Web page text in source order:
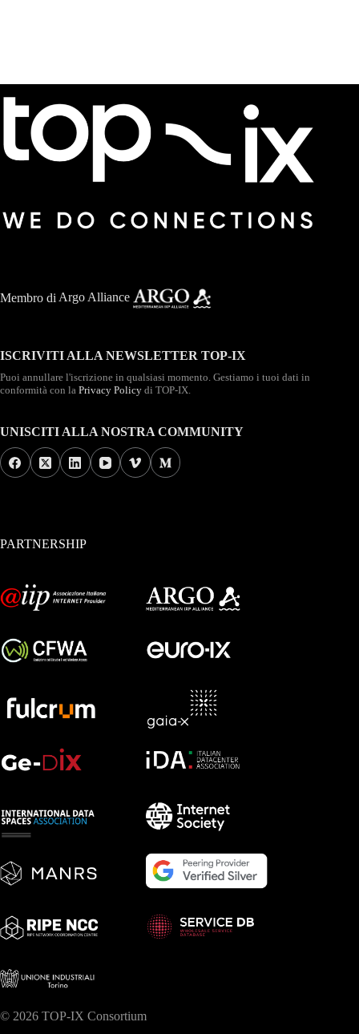
Membro di Argo Alliance
ISCRIVITI ALLA NEWSLETTER TOP-IX
Puoi annullare l'iscrizione in qualsiasi momento. Gestiamo i tuoi dati in
conformità con la Privacy Policy di TOP-IX.
UNISCITI ALLA NOSTRA COMMUNITY
PARTNERSHIP
© 2026 TOP-IX Consortium